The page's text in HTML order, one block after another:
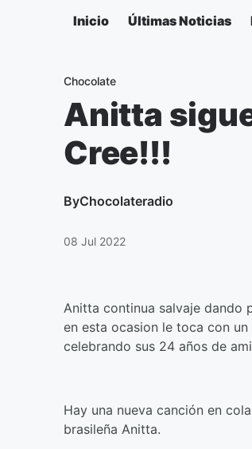
Inicio Últimas Noticias
Chocolate
Anitta
Cree!!!
ByChocolateradio
08 Jul 2022
Anitta continua salvaje dando
en esta ocasion le toca con
celebrando sus 24 años de
Hay una nueva canción en
brasileña Anitta.